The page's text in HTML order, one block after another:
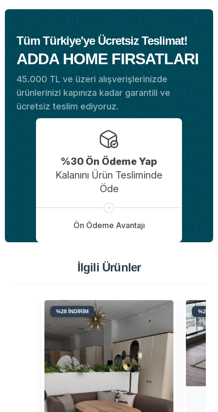
Tüm Türkiye'ye Ücretsiz Teslimat!
ADDA HOME FIRSATLARI
45.000 TL ve üzeri alışverişlerinizde
ürünlerinizi kapınıza kadar garantili ve
ücretsiz teslim ediyoruz.
%30 Ön Ödeme Yap
Kalanını Ürün Tesliminde
Öde
Ön Ödeme Avantajı
İlgili Ürünler
%28 İNDİRİM %28